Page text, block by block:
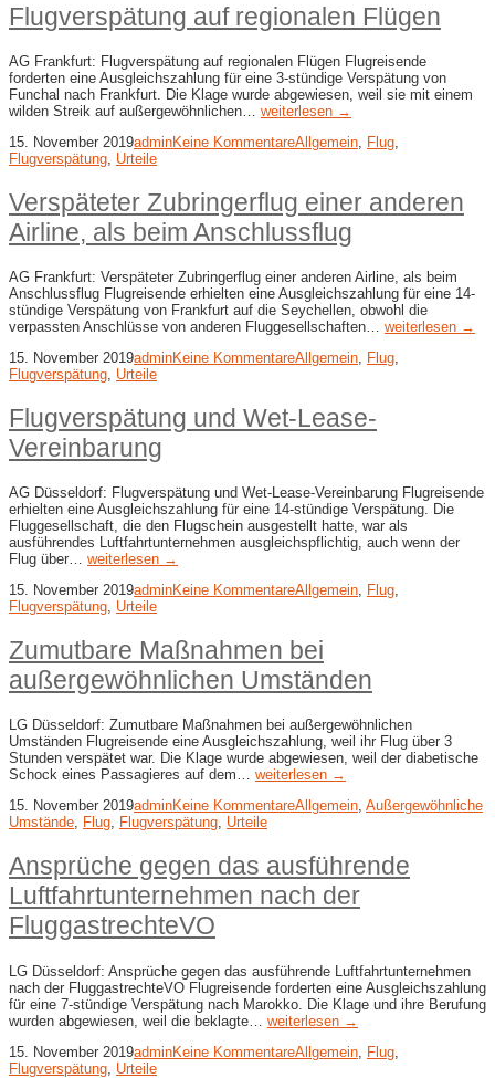
Flugverspätung auf regionalen Flügen
AG Frankfurt: Flugverspätung auf regionalen Flügen Flugreisende
forderten eine Ausgleichszahlung für eine 3-stündige Verspätung von
Funchal nach Frankfurt. Die Klage wurde abgewiesen, weil sie mit einem
wilden Streik auf außergewöhnlichen… weiterlesen →
15. November 2019adminKeine KommentareAllgemein Flug
Flugverspätung Urteile
Verspäteter Zubringerflug einer anderen
Airline, als beim Anschlussflug
AG Frankfurt: Verspäteter Zubringerflug einer anderen Airline, als beim
Anschlussflug Flugreisende erhielten eine Ausgleichszahlung für eine 14-
stündige Verspätung von Frankfurt auf die Seychellen, obwohl die
verpassten Anschlüsse von anderen Fluggesellschaften… weiterlesen →
15. November 2019adminKeine KommentareAllgemein, Flug,
Flugverspätung, Urteile
Flugverspätung und Wet-Lease-
Vereinbarung
AG Düsseldorf: Flugverspätung und Wet-Lease-Vereinbarung Flugreisende
erhielten eine Ausgleichszahlung für eine 14-stündige Verspätung. Die
Fluggesellschaft, die den Flugschein ausgestellt hatte, war als
ausführendes Luftfahrtunternehmen ausgleichspflichtig, auch wenn der
Flug über… weiterlesen →
15. November 2019adminKeine KommentareAllgemein, Flug,
Flugverspätung, Urteile
Zumutbare Maßnahmen bei
außergewöhnlichen Umständen
LG Düsseldorf: Zumutbare Maßnahmen bei außergewöhnlichen
Umständen Flugreisende eine Ausgleichszahlung, weil ihr Flug über 3
Stunden verspätet war. Die Klage wurde abgewiesen, weil der diabetische
Schock eines Passagieres auf dem… weiterlesen →
15. November 2019adminKeine KommentareAllgemein, Außergewöhnliche
Umstände, Flug, Flugverspätung, Urteile
Ansprüche gegen das ausführende
Luftfahrtunternehmen nach der
FluggastrechteVO
LG Düsseldorf: Ansprüche gegen das ausführende Luftfahrtunternehmen
nach der FluggastrechteVO Flugreisende forderten eine Ausgleichszahlung
für eine 7-stündige Verspätung nach Marokko. Die Klage und ihre Berufung
wurden abgewiesen, weil die beklagte… weiterlesen →
15. November 2019adminKeine KommentareAllgemein Flug
Flugverspätung Urteile